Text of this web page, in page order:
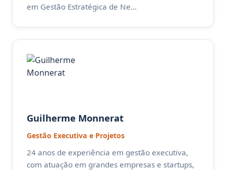
em Gestão Estratégica de Ne…
Guilherme Monnerat
Gestão Executiva e Projetos
24 anos de experiência em gestão executiva,
com atuação em grandes empresas e startups,